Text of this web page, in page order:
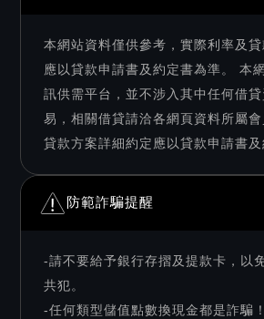
本網站資料僅供參考，實際利率及
應以貸款申請書及約定書為準。 本
訊供需平台，並不涉入其中任何借
易，相關借貸請洽各網頁資料所屬
貸款方案詳細約定應以貸款申請書及
防範詐騙提醒
-請不要給予銀行存摺及提款卡，以
共犯。
-任何類型儲值點數換現金都是詐騙！